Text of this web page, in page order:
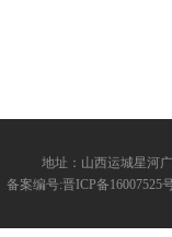
地址：山西运城星河
备案编号:晋ICP备16007525